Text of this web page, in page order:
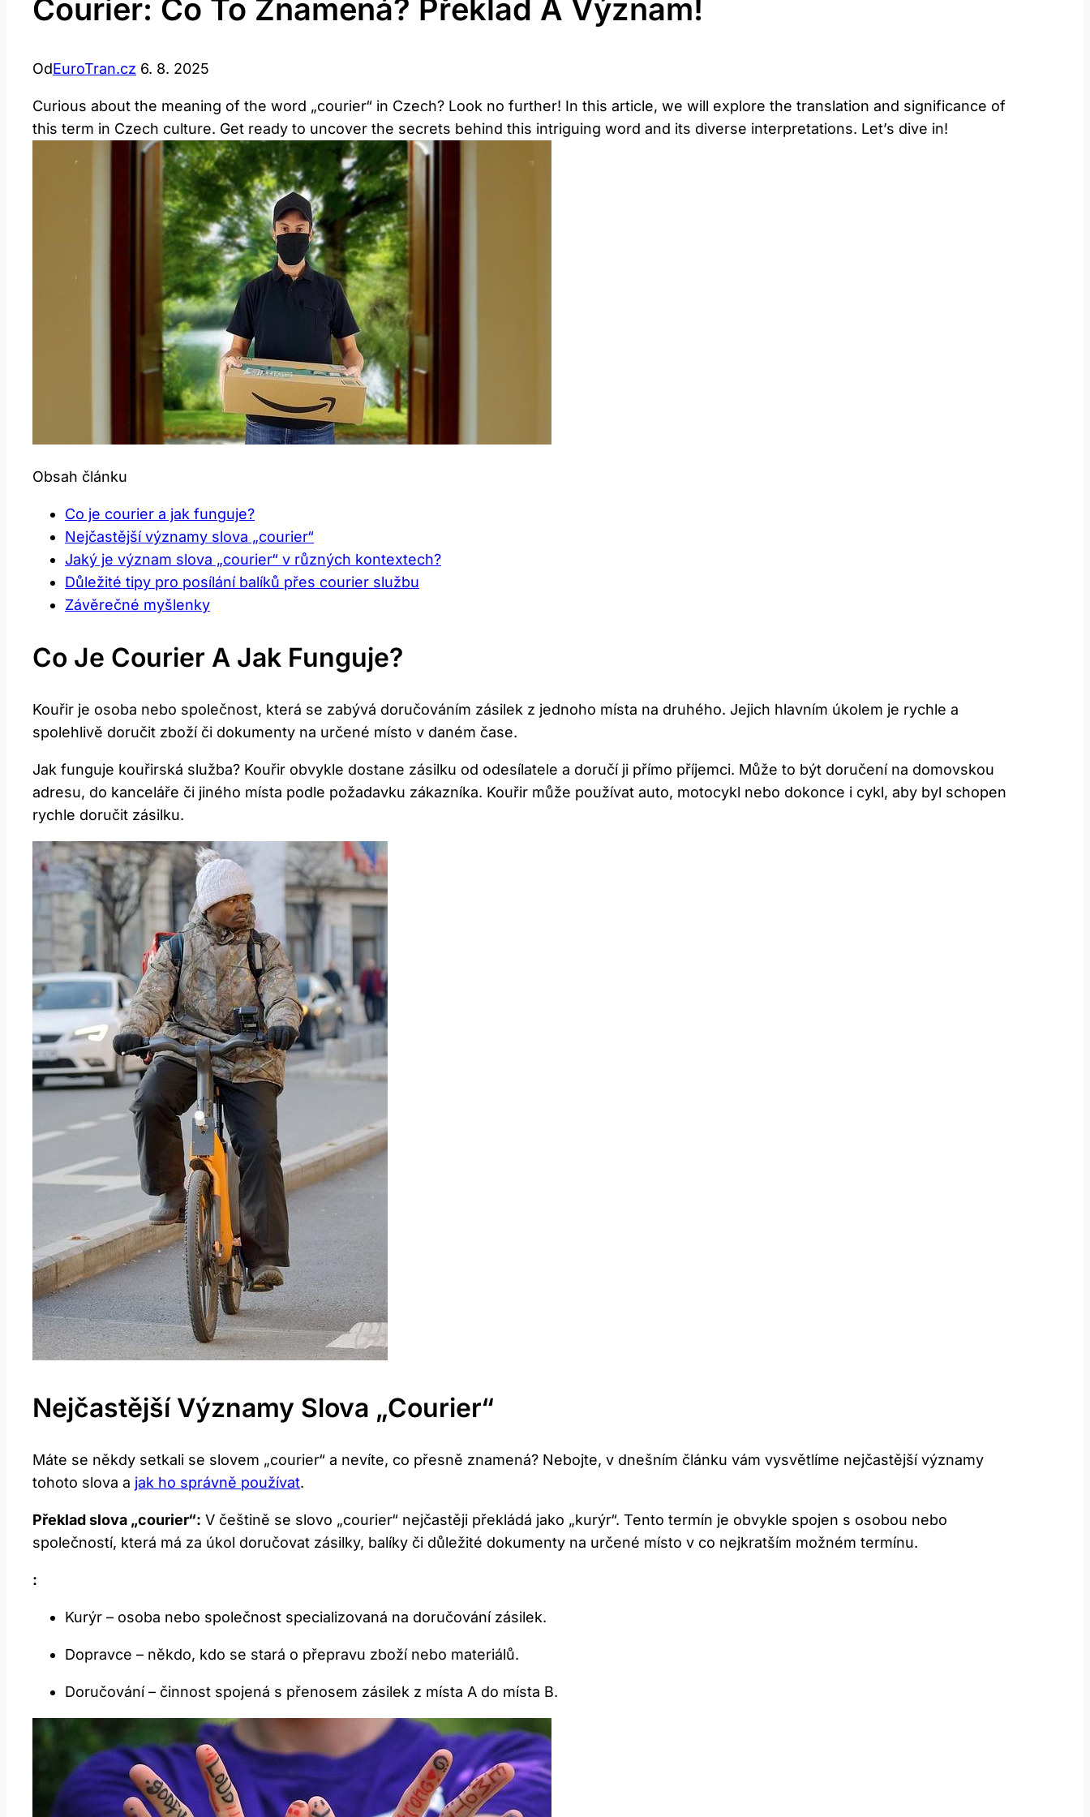
Courier: Co To Znamená? Překlad A Význam!
OdEuroTran.cz 6. 8. 2025
Curious about the meaning of the word „courier“ in Czech? Look no further! In this article, we will explore the translation and significance of
this term in Czech culture. Get ready to uncover the secrets behind this intriguing word and its diverse interpretations. Let’s dive in!
Obsah článku
Co je courier a jak funguje?
Nejčastější významy slova „courier“
Jaký je význam slova „courier“ v různých kontextech?
Důležité tipy pro posílání balíků přes courier službu
Závěrečné myšlenky
Co Je Courier A Jak Funguje?
Kouřir je osoba nebo společnost, která se zabývá doručováním zásilek z jednoho místa na druhého. Jejich hlavním úkolem je rychle a
spolehlivě doručit zboží či dokumenty na určené místo v daném čase.
Jak funguje kouřirská služba? Kouřir obvykle dostane zásilku od odesílatele a doručí ji přímo příjemci. Může to být doručení na domovskou
adresu, do kanceláře či jiného místa podle požadavku zákazníka. Kouřir může používat auto, motocykl nebo dokonce i cykl, aby byl schopen
rychle doručit zásilku.
Nejčastější Významy Slova „courier“
Máte se někdy setkali se slovem „courier“ a nevíte, co přesně znamená? Nebojte, v dnešním článku vám vysvětlíme nejčastější významy
tohoto slova a jak ho správně používat.
Překlad slova „courier“: V češtině se slovo „courier“ nejčastěji překládá jako „kurýr“. Tento termín je obvykle spojen s osobou nebo
společností, která má za úkol doručovat zásilky, balíky či důležité dokumenty na určené místo v co nejkratším možném termínu.
:
Kurýr – osoba nebo společnost specializovaná na doručování zásilek.
Dopravce – někdo, kdo se stará o přepravu zboží nebo materiálů.
Doručování – činnost spojená s přenosem zásilek z místa A do místa B.